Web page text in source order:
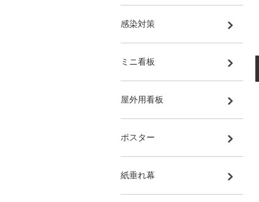
感染対策
ミニ看板
屋外用看板
ポスター
紙垂れ幕